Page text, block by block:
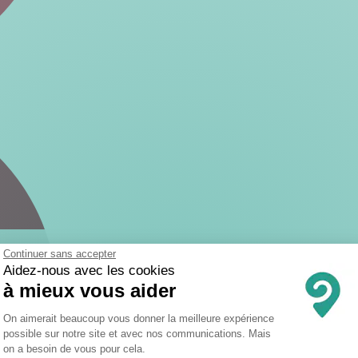
Continuer sans accepter
Aidez-nous avec les cookies
à mieux vous aider
Plateforme de Gestion du
On aimerait beaucoup vous donner la meilleure expérience
possible sur notre site et avec nos communications. Mais
on a besoin de vous pour cela.